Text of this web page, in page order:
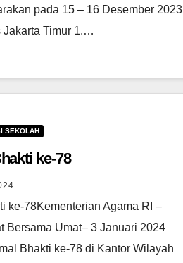
pada 15 – 16 Desember 2023
Jakarta Timur 1.…
SEKOLAH
ke-78
ke-78Kementerian Agama RI –
Bersama Umat– 3 Januari 2024
Bhakti ke-78 di Kantor Wilayah